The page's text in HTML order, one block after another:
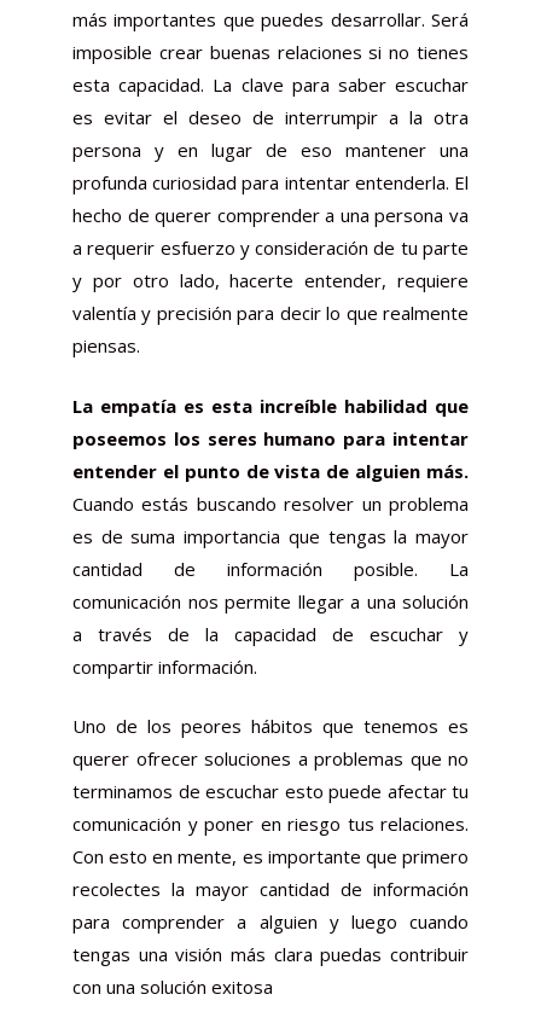
más importantes que puedes desarrollar. Será
imposible crear buenas relaciones si no tienes
esta capacidad. La clave para saber escuchar
es evitar el deseo de interrumpir a la otra
persona y en lugar de eso mantener una
profunda curiosidad para intentar entenderla. El
hecho de querer comprender a una persona va
a requerir esfuerzo y consideración de tu parte
y por otro lado, hacerte entender, requiere
valentía y precisión para decir lo que realmente
piensas.
La empatía es esta increíble habilidad que
poseemos los seres humano para intentar
entender el punto de vista de alguien más.
Cuando estás buscando resolver un problema
es de suma importancia que tengas la mayor
cantidad de información posible. La
comunicación nos permite llegar a una solución
a través de la capacidad de escuchar y
compartir información.
Uno de los peores hábitos que tenemos es
querer ofrecer soluciones a problemas que no
terminamos de escuchar esto puede afectar tu
comunicación y poner en riesgo tus relaciones.
Con esto en mente, es importante que primero
recolectes la mayor cantidad de información
para comprender a alguien y luego cuando
tengas una visión más clara puedas contribuir
con una solución exitosa